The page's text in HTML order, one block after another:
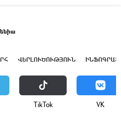
ՎԵՐԼՈՒԾՈՒԹՅՈՒՆ
ТikТоk VK